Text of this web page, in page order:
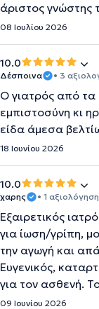
άριστος γνώστης
08 Ιουλίου 2026
10.0
Δέσποινα • 3
Ο γιατρός από
εμπιστοσύνη κι
είδα άμεσα
18 Ιουνίου 2026
10.0
χαρης • 1 αξιολόγηση
Εξαιρετικός
για ίωση/γρίπη,
την αγωγή και
Ευγενικός,
για τον ασθενή.
09 Ιουνίου 2026